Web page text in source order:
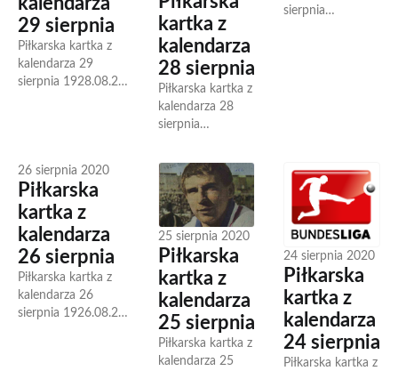
kalendarza
29 sierpnia
Piłkarska kartka z
kalendarza 29
sierpnia 1928.08.29
1963.08.29 Urodził
się Steve Clarke,
szkocki...
kartka z
kalendarza
28 sierpnia
Piłkarska kartka z
kalendarza 28
sierpnia
Urodził się Kurt
Otto, niemiec,
piłkarz, trener.
Zawodnik min.
Arminii Bielefeld,
Chemnitzer i...
sierpnia
26 sierpnia 2020
Piłkarska
kartka z
kalendarza
26 sierpnia
Piłkarska kartka z
kalendarza 26
sierpnia 1926.08.26
25 sierpnia 2020
Piłkarska
kartka z
kalendarza
25 sierpnia
Piłkarska kartka z
kalendarza 25
24 sierpnia 2020
Piłkarska
kartka z
kalendarza
24 sierpnia
Piłkarska kartka z